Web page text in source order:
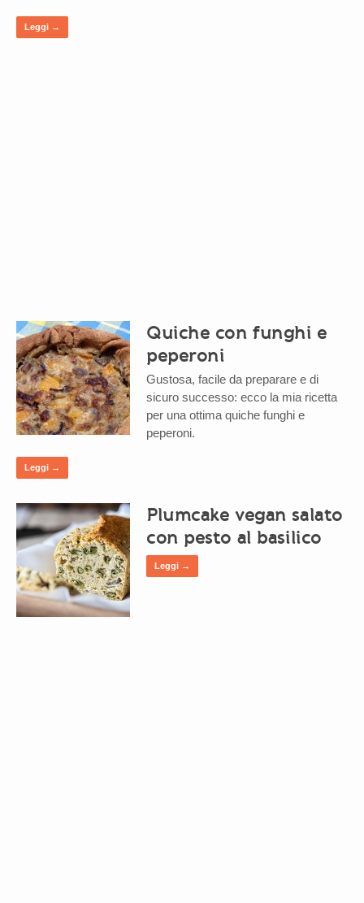
Leggi →
Quiche con funghi e
peperoni
Gustosa, facile da preparare e di
sicuro successo: ecco la mia ricetta
per una ottima quiche funghi e
peperoni.
Leggi →
Plumcake vegan salato
con pesto al basilico
Leggi →